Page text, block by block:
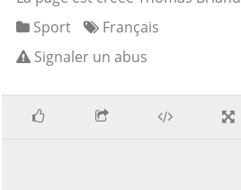
Sport
Français
Signaler un abus